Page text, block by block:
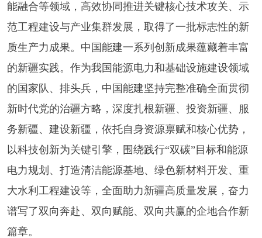
能融合等领域，高效协同推进关键核心技术攻关、示
范工程建设与产业集群发展，取得了一批标志性的新
质生产力成果。中国能建一系列创新成果蕴藏着丰富
的新疆实践。作为我国能源电力和基础设施建设领域
的国家队、排头兵，中国能建坚持完整准确全面贯彻
新时代党的治疆方略，深度扎根新疆、投资新疆、服
务新疆、建设新疆，依托自身资源禀赋和核心优势，
以科技创新为关键引擎，围绕践行“双碳”目标和能源
电力规划、打造清洁能源基地、绿色新材料开发、重
大水利工程建设等，全面助力新疆高质量发展，奋力
谱写了双向奔赴、双向赋能、双向共赢的企地合作新
篇章。